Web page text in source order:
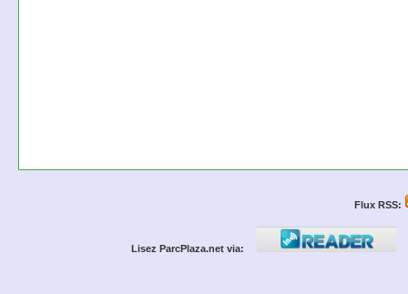
Flux RSS:
Lisez ParcPlaza.net via: